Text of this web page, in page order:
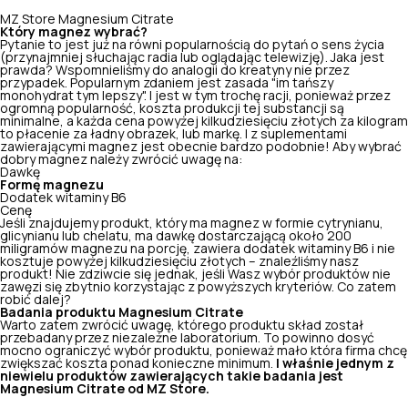
MZ Store Magnesium Citrate
Który magnez wybrać?
Pytanie to jest już na równi popularnością do pytań o sens życia
(przynajmniej słuchając radia lub oglądając telewizję). Jaka jest
prawda? Wspomnieliśmy do analogii do kreatyny nie przez
przypadek. Popularnym zdaniem jest zasada "im tańszy
monohydrat tym lepszy". I jest w tym trochę racji, ponieważ przez
ogromną popularność, koszta produkcji tej substancji są
minimalne, a każda cena powyżej kilkudziesięciu złotych za kilogram
to płacenie za ładny obrazek, lub markę. I z suplementami
zawierającymi magnez jest obecnie bardzo podobnie! Aby wybrać
dobry magnez należy zwrócić uwagę na:
Dawkę
Formę magnezu
Dodatek witaminy B6
Cenę
Jeśli znajdujemy produkt, który ma magnez w formie cytrynianu,
glicynianu lub chelatu, ma dawkę dostarczającą około 200
miligramów magnezu na porcję, zawiera dodatek witaminy B6 i nie
kosztuje powyżej kilkudziesięciu złotych – znaleźliśmy nasz
produkt! Nie zdziwcie się jednak, jeśli Wasz wybór produktów nie
zawęzi się zbytnio korzystając z powyższych kryteriów. Co zatem
robić dalej?
Badania produktu Magnesium Citrate
Warto zatem zwrócić uwagę, którego produktu skład został
przebadany przez niezależne laboratorium. To powinno dosyć
mocno ograniczyć wybór produktu, ponieważ mało która firma chcę
zwiększać koszta ponad konieczne minimum.
I właśnie jednym z
niewielu produktów zawierających takie badania jest
Magnesium Citrate od MZ Store.